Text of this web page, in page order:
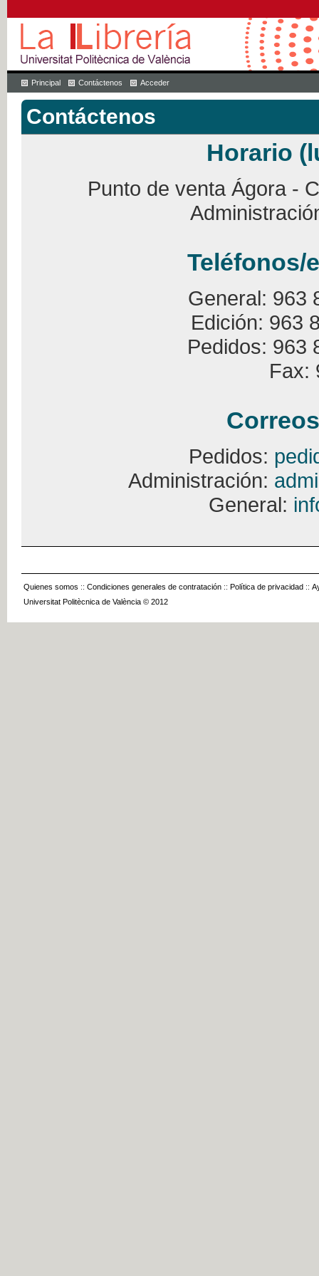
Principal Contáctenos Acceder
Contáctenos
Horario
Punto de venta Ágora -
Teléfonos/
General: 963
Edición: 963
Pedidos: 963
Fax:
Pedidos:
Administración:
General:
Quienes somos :: Condiciones generales de contratación :: Política de privacidad ::
Universitat Politècnica de València © 2012